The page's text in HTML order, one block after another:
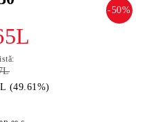
-50%
(49.61%)